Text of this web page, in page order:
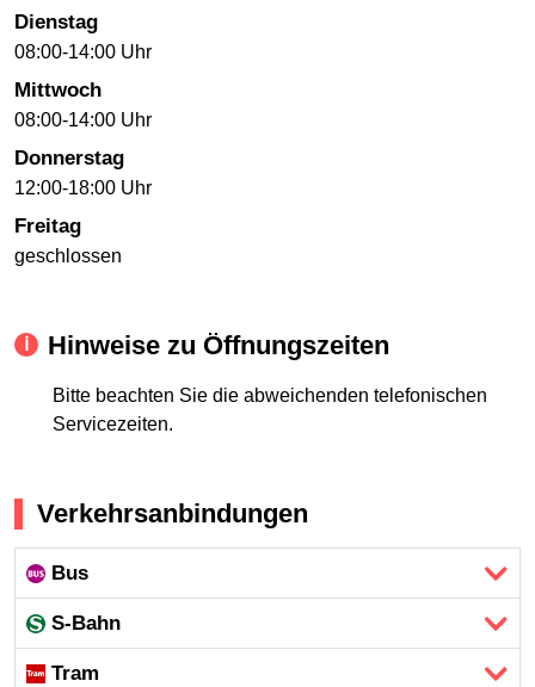
Dienstag
08:00-14:00 Uhr
Mittwoch
08:00-14:00 Uhr
Donnerstag
12:00-18:00 Uhr
Freitag
geschlossen
Hinweise zu Öffnungszeiten
Bitte beachten Sie die abweichenden telefonischen
Servicezeiten.
Verkehrsanbindungen
Bus
S-Bahn
Tram